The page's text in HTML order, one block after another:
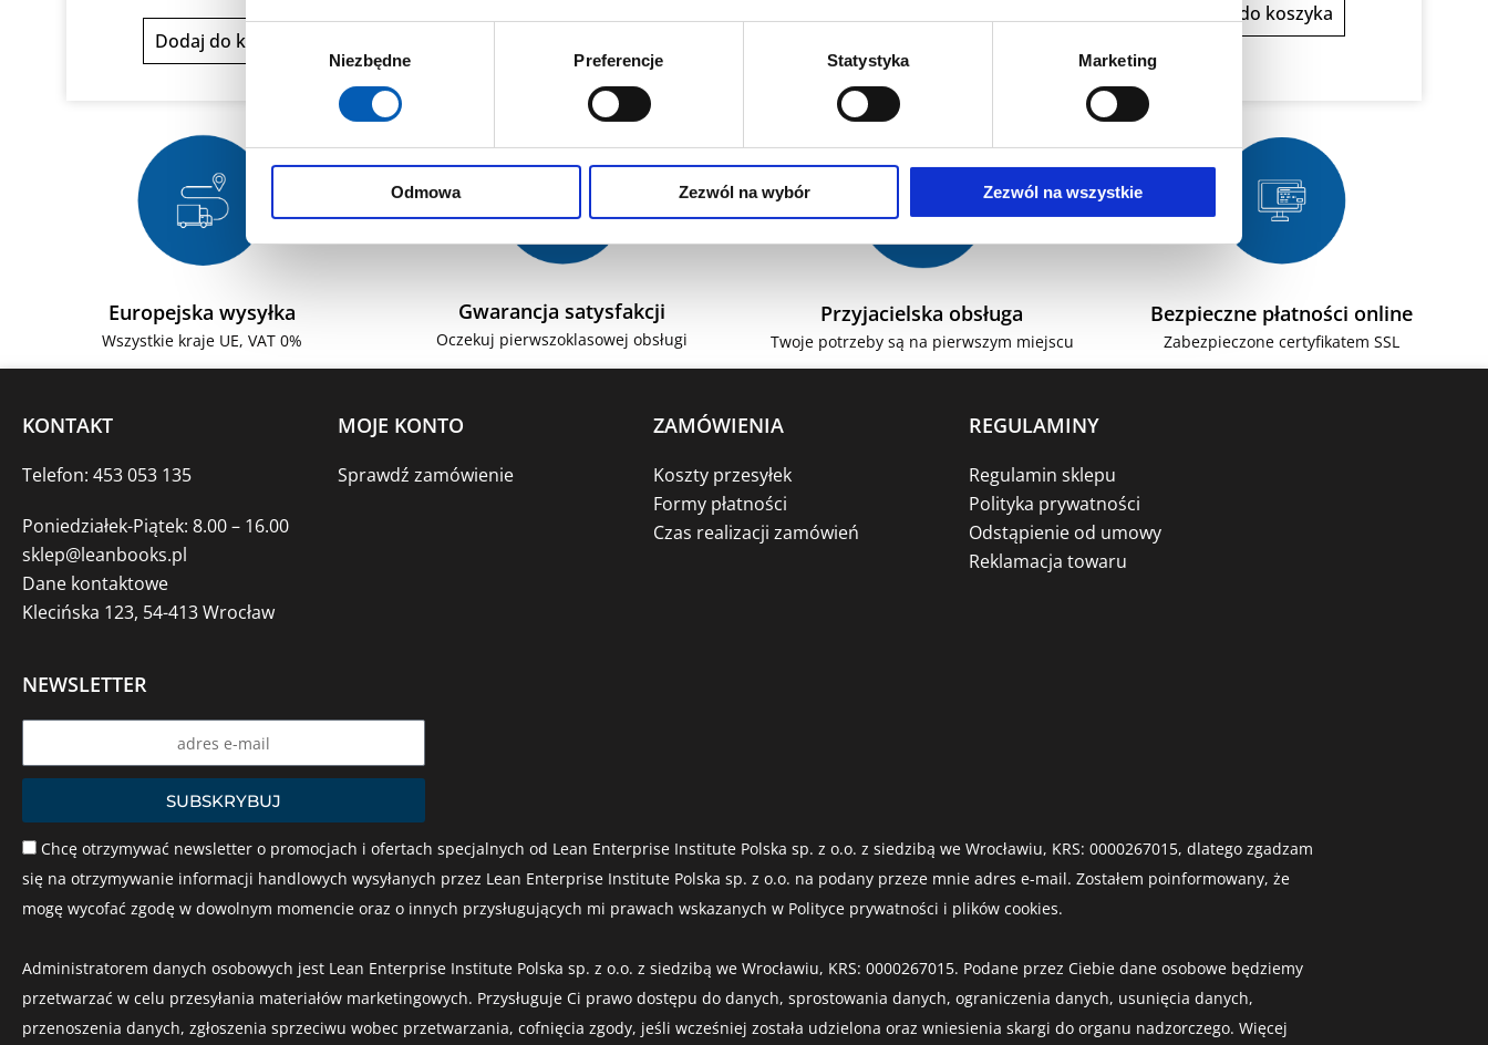
Wybór
zgody
Niezbędne Preferencje Statystyka Marketing
Odmowa Zezwól na wybór Zezwól na wszystkie
Dodaj do koszyka
Dodaj do koszyka
Europejska wysyłka
Wszystkie kraje UE, VAT 0%
Gwarancja satysfakcji
Oczekuj pierwszoklasowej obsługi
Przyjacielska obsługa
Twoje potrzeby są na pierwszym miejscu
Bezpieczne płatności online
Zabezpieczone certyfikatem SSL
KONTAKT
Telefon: 453 053 135
Poniedziałek-Piątek: 8.00 – 16.00
sklep@leanbooks.pl
Dane kontaktowe
Klecińska 123, 54-413 Wrocław
MOJE KONTO
Sprawdź zamówienie
ZAMÓWIENIA
Koszty przesyłek
Formy płatności
Czas realizacji zamówień
REGULAMINY
Regulamin sklepu
Polityka prywatności
Odstąpienie od umowy
Reklamacja towaru
NEWSLETTER
Chcę otrzymywać newsletter o promocjach i ofertach specjalnych od Lean Enterprise Institute Polska sp. z o.o. z siedzibą we Wrocławiu, KRS: 0000267015, dlatego zgadzam
się na otrzymywanie informacji handlowych wysyłanych przez Lean Enterprise Institute Polska sp. z o.o. na podany przeze mnie adres e-mail. Zostałem poinformowany, że
mogę wycofać zgodę w dowolnym momencie oraz o innych przysługujących mi prawach wskazanych w Polityce prywatności i plików cookies.
Administratorem danych osobowych jest Lean Enterprise Institute Polska sp. z o.o. z siedzibą we Wrocławiu, KRS: 0000267015. Podane przez Ciebie dane osobowe będziemy
przetwarzać w celu przesyłania materiałów marketingowych. Przysługuje Ci prawo dostępu do danych, sprostowania danych, ograniczenia danych, usunięcia danych,
przenoszenia danych, zgłoszenia sprzeciwu wobec przetwarzania, cofnięcia zgody, jeśli wcześniej została udzielona oraz wniesienia skargi do organu nadzorczego. Więcej
SUBSKRYBUJ